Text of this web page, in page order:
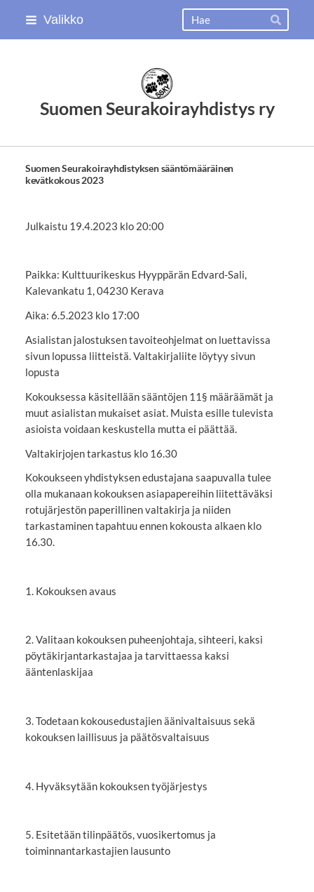
Siirry
Valikko
Hae
Suomen Seurakoirayhdistys ry
Suomen Seurakoirayhdistyksen sääntömääräinen
kevätkokous 2023
Julkaistu 19.4.2023 klo 20:00
Paikka: Kulttuurikeskus Hyyppärän Edvard-Sali,
Kalevankatu 1, 04230 Kerava
Aika: 6.5.2023 klo 17:00
Asialistan jalostuksen tavoiteohjelmat on luettavissa
sivun lopussa liitteistä. Valtakirjaliite löytyy sivun
lopusta
Kokouksessa käsitellään sääntöjen 11§ määräämät ja
muut asialistan mukaiset asiat. Muista esille tulevista
asioista voidaan keskustella mutta ei päättää.
Valtakirjojen tarkastus klo 16.30
Kokoukseen yhdistyksen edustajana saapuvalla tulee
olla mukanaan kokouksen asiapapereihin liitettäväksi
rotujärjestön paperillinen valtakirja ja niiden
tarkastaminen tapahtuu ennen kokousta alkaen klo
16.30.
1. Kokouksen avaus
2. Valitaan kokouksen puheenjohtaja, sihteeri, kaksi
pöytäkirjantarkastajaa ja tarvittaessa kaksi
ääntenlaskijaa
3. Todetaan kokousedustajien äänivaltaisuus sekä
kokouksen laillisuus ja päätösvaltaisuus
4. Hyväksytään kokouksen työjärjestys
5. Esitetään tilinpäätös, vuosikertomus ja
toiminnantarkastajien lausunto